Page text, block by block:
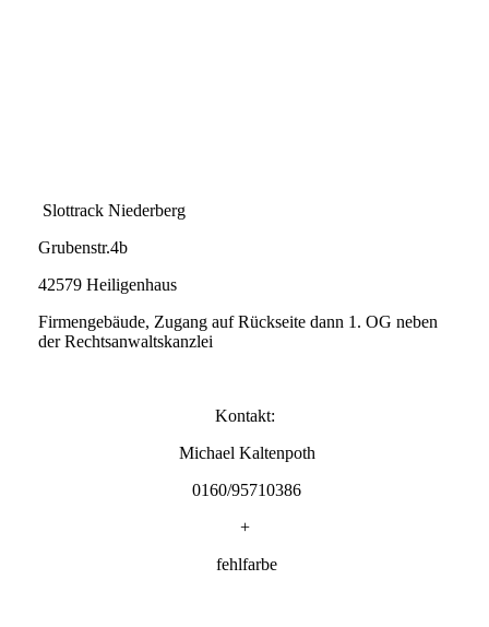
Slottrack Niederberg
Grubenstr.4b
42579 Heiligenhaus
Firmengebäude, Zugang auf Rückseite dann 1. OG neben
der Rechtsanwaltskanzlei
Kontakt:
Michael Kaltenpoth
0160/95710386
+
fehlfarbe